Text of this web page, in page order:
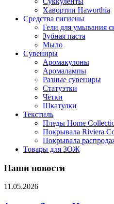
Хавортии Haworthia
Средства гигиены
Гели для умывания
Зубная паста
Мыло
Сувениры
Аромакулоны
Аромалампы
Разные сувениры
Статуэтки
Чётки
Шкатулки
Текстиль
Пледы Home
Покрывала Riviera
Покрывала
Товары для ЗОЖ
Наши новости
11.05.2026